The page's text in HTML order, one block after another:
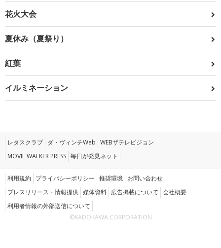
花火大会
夏休み（夏祭り）
紅葉
イルミネーション
レタスクラブ ダ・ヴィンチWeb WEBザテレビジョン
MOVIE WALKER PRESS 毎日が発見ネット
利用規約 プライバシーポリシー 推奨環境 お問い合わせ
プレスリリース・情報提供 媒体資料 広告掲載について 会社概要
利用者情報の外部送信について
©KADOKAWA CORPORATION